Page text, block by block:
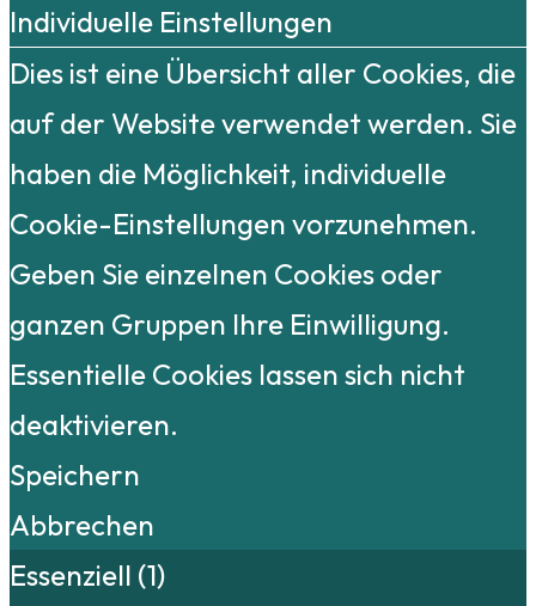
Individuelle Einstellungen
Dies ist eine Übersicht aller Cookies, die
auf der Website verwendet werden. Sie
haben die Möglichkeit, individuelle
Cookie-Einstellungen vorzunehmen.
Geben Sie einzelnen Cookies oder
ganzen Gruppen Ihre Einwilligung.
Essentielle Cookies lassen sich nicht
deaktivieren.
Speichern
Abbrechen
Essenziell (1)